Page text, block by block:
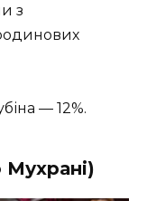
з
— 12%.